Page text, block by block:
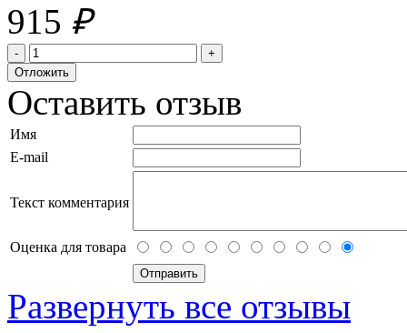
915 ₽
Оставить отзыв
Имя
E-mail
Текст комментария
Оценка для товара
Развернуть все отзывы